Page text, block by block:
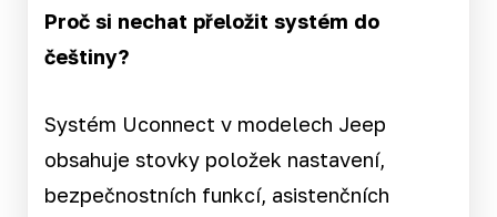
Proč si nechat přeložit systém do
češtiny?
Systém Uconnect v modelech Jeep
obsahuje stovky položek nastavení,
bezpečnostních funkcí, asistenčních